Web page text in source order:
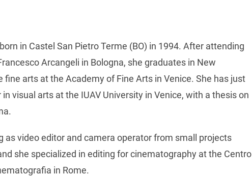
in Castel San Pietro Terme (BO) in 1994. After attending
Arcangeli in Bologna, she graduates in New
fine arts at the Academy of Fine Arts in Venice. She has just
visual arts at the IUAV University in Venice, with a thesis on
as video editor and camera operator from small projects
she specialized in editing for cinematography at the Centro
in Rome.